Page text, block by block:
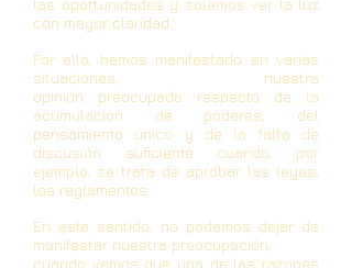
las oportunidades y solemos ver la luz
con mayor claridad.
Por ello, hemos manifestado en varias
situaciones, nuestra
opinión preocupada respecto de la
acumulación de poderes, del
pensamiento único y de la falta de
discusión suficiente cuando, por
ejemplo, se trata de aprobar las leyes,
los reglamentos.
En este sentido, no podemos dejar de
manifestar nuestra preocupación,
cuando vemos que una de las razones